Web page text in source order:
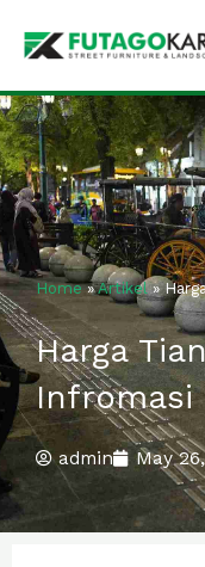
Home»Artikel»
Harga
Infromasi
admin May